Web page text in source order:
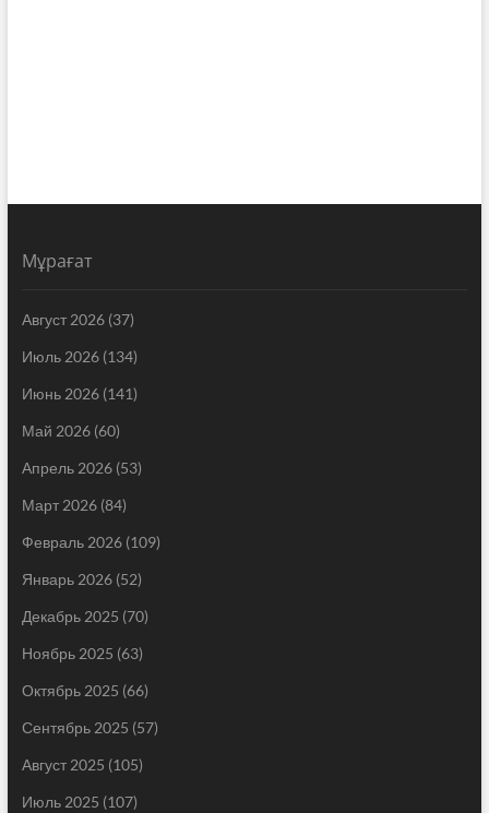
Мұрағат
Август 2026(37)
Июль 2026(134)
Июнь 2026(141)
Май 2026(60)
Апрель 2026(53)
Март 2026(84)
Февраль 2026(109)
Январь 2026(52)
Декабрь 2025 (70)
Ноябрь 2025 (63)
Октябрь 2025 (66)
Сентябрь 2025 (57)
Август 2025 (105)
Июль 2025 (107)